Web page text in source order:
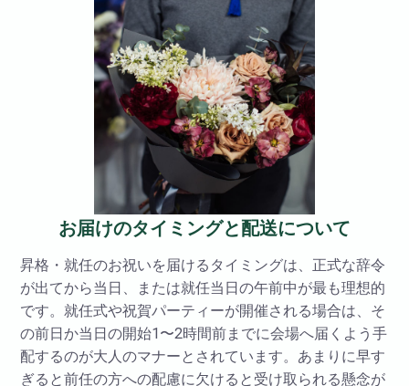
お届けのタイミングと配送について
昇格・就任のお祝いを届けるタイミングは、正式な辞令
が出てから当日、または就任当日の午前中が最も理想的
です。就任式や祝賀パーティーが開催される場合は、そ
の前日か当日の開始1〜2時間前までに会場へ届くよう手
配するのが大人のマナーとされています。あまりに早す
ぎると前任の方への配慮に欠けると受け取られる懸念が